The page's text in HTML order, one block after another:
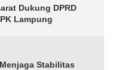
Dukung DPRD
Lampung
Stabilitas